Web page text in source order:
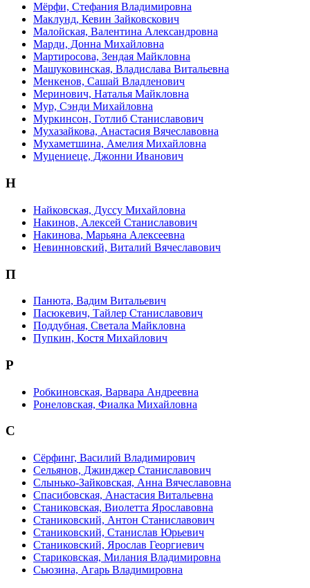
Мёрфи, Стефания Владимировна
Маклунд, Кевин Зайковскович
Малойская, Валентина Александровна
Марди, Донна Михайловна
Мартиросова, Зендая Майкловна
Машуковинская, Владислава Витальевна
Менкенов, Сашай Владленович
Меринович, Наталья Майкловна
Мур, Сэнди Михайловна
Муркинсон, Готлиб Станиславович
Мухазайкова, Анастасия Вячеславовна
Мухаметшина, Амелия Михайловна
Муцениеце, Джонни Иванович
Н
Найковская, Дуссу Михайловна
Накинов, Алексей Станиславович
Накинова, Марьяна Алексеевна
Невинновский, Виталий Вячеславович
П
Панюта, Вадим Витальевич
Пасюкевич, Тайлер Станиславович
Поддубная, Светала Майкловна
Пупкин, Костя Михайлович
Р
Робкиновская, Варвара Андреевна
Ронеловская, Фиалка Михайловна
С
Сёрфинг, Василий Владимирович
Сельянов, Джинджер Станиславович
Слынько-Зайковская, Анна Вячеславовна
Спасибовская, Анастасия Витальевна
Станиковская, Виолетта Ярославовна
Станиковский, Антон Станиславович
Станиковский, Станислав Юрьевич
Станиковский, Ярослав Георгиевич
Стариковская, Милания Владимировна
Сьюзина, Агарь Владимировна